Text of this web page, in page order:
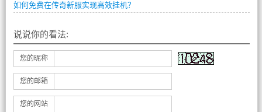
如何免费在传奇新服实现高效挂机？
说说你的看法:
您的昵称
您的邮箱
您的网站